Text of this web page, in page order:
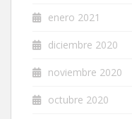
enero 2021
diciembre 2020
noviembre 2020
octubre 2020